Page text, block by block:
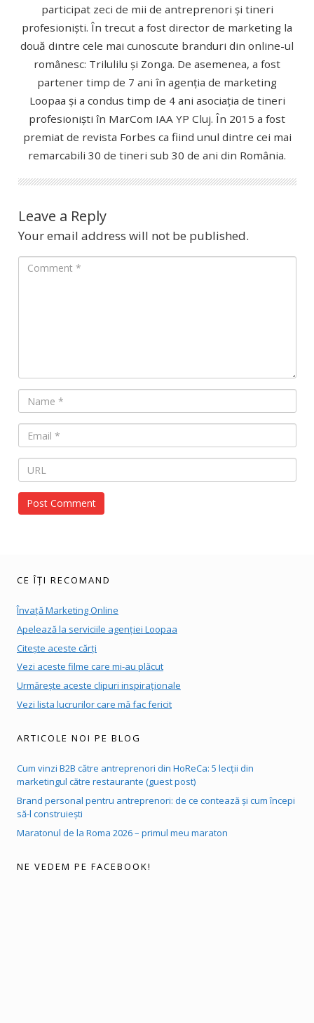
participat zeci de mii de antreprenori și tineri
profesioniști. În trecut a fost director de marketing la
două dintre cele mai cunoscute branduri din online-ul
românesc: Trilulilu și Zonga. De asemenea, a fost
partener timp de 7 ani în agenția de marketing
Loopaa și a condus timp de 4 ani asociația de tineri
profesioniști în MarCom IAA YP Cluj. În 2015 a fost
premiat de revista Forbes ca fiind unul dintre cei mai
remarcabili 30 de tineri sub 30 de ani din România.
Leave a Reply
Your email address will not be published.
CE ÎȚI RECOMAND
Învață Marketing Online
Apelează la serviciile agenției Loopaa
Citește aceste cărți
Vezi aceste filme care mi-au plăcut
Urmărește aceste clipuri inspiraționale
Vezi lista lucrurilor care mă fac fericit
ARTICOLE NOI PE BLOG
Cum vinzi B2B către antreprenori din HoReCa: 5 lecții din
marketingul către restaurante (guest post)
Brand personal pentru antreprenori: de ce contează și cum începi
să-l construiești
Maratonul de la Roma 2026 – primul meu maraton
NE VEDEM PE FACEBOOK!